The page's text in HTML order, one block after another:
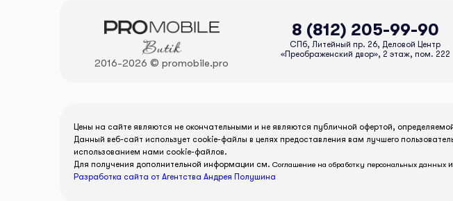
2016-2026 © promobile.pro
8 (812) 205-99-90
СПб, Литейный пр. 26, Деловой Центр
«Преображенский двор», 2 этаж, пом. 222
Цены на сайте являются не окончательными и не являются публичной офертой,
Данный веб-сайт использует cookie-файлы в целях предоставления вам лучшего
использованием нами cookie-файлов.
Для получения дополнительной информации см. Соглашение на обработку персональных данных и
Разработка сайта от Агентства Андрея Полушина